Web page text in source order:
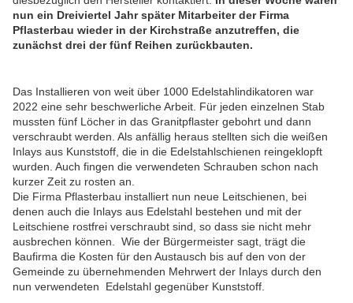
nun ein Dreiviertel Jahr später Mitarbeiter der Firma
Pflasterbau wieder in der Kirchstraße anzutreffen, die
zunächst drei der fünf Reihen zurückbauten.
Das Installieren von weit über 1000 Edelstahlindikatoren war
2022 eine sehr beschwerliche Arbeit. Für jeden einzelnen Stab
mussten fünf Löcher in das Granitpflaster gebohrt und dann
verschraubt werden. Als anfällig heraus stellten sich die weißen
Inlays aus Kunststoff, die in die Edelstahlschienen reingeklopft
wurden. Auch fingen die verwendeten Schrauben schon nach
kurzer Zeit zu rosten an.
Die Firma Pflasterbau installiert nun neue Leitschienen, bei
denen auch die Inlays aus Edelstahl bestehen und mit der
Leitschiene rostfrei verschraubt sind, so dass sie nicht mehr
ausbrechen können. Wie der Bürgermeister sagt, trägt die
Baufirma die Kosten für den Austausch bis auf den von der
Gemeinde zu übernehmenden Mehrwert der Inlays durch den
nun verwendeten Edelstahl gegenüber Kunststoff.